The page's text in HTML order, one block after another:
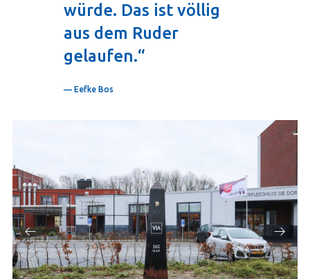
würde. Das ist völlig
aus dem Ruder
gelaufen.“
— Eefke Bos